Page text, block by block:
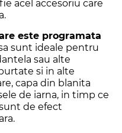
acel accesoriu care
este programata
sunt ideale pentru
sau alte
si in alte
capa din blanita
de iarna, in timp ce
de efect